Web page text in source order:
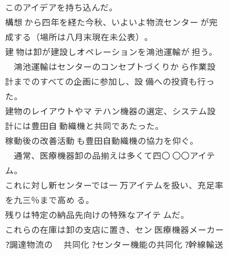
このアイデアを持ち込んだ。
構想 から四年を経た今秋、いよいよ物流センター が完
成する（場所は八月末現在未公表）。
建 物は卸が建設しオペレーションを鴻池運輸が 担う。
鴻池運輸はセンターのコンセプトづくりか ら作業設
計までのすべての企画に参加し、設 備への投資も行っ
た。
建物のレイアウトやマ テハン機器の選定、システム設
計には豊田自 動織機と共同であたった。
稼動後の改善活動 も豊田自動織機の協力を仰ぐ。
通常、医療機器卸の品揃えは多くて四〇 〇〇アイテ
ム。
これに対し新センターでは一 万アイテムを扱い、充足率
を九三％まで高め る。
残りは特定の納品先向けの特殊なアイテ ムだ。
これらの在庫は卸の支店に置き、セン 医療機器メーカー
?調達物流の 共同化 ?センター機能の共同化 ?幹線輸送